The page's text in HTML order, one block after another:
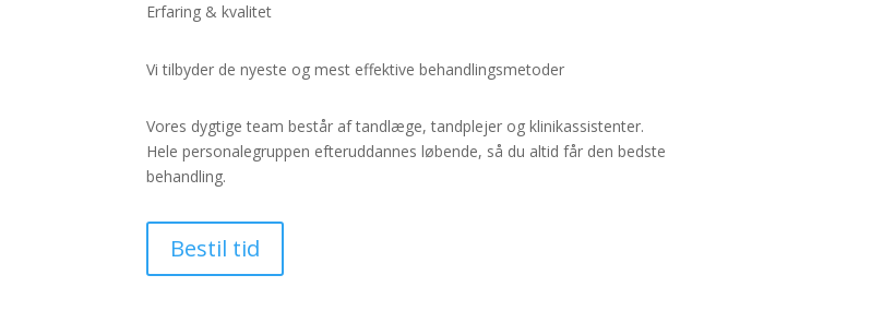
Erfaring & kvalitet
Vi tilbyder de nyeste og mest effektive behandlingsmetoder
Vores dygtige team består af tandlæge, tandplejer og klinikassistenter.
Hele personalegruppen efteruddannes løbende, så du altid får den bedste
behandling.
Bestil tid